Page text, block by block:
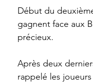
Début du
gagnent face aux
précieux.
Après deux
rappelé les